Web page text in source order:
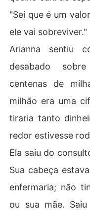
"Sei que é um
ele vai sobreviver."
Arianna sentiu
desabado
centenas de
milhão era uma
tiraria tanto
redor estivesse
Ela saiu do
Sua cabeça
enfermaria; não
ou sua mãe.